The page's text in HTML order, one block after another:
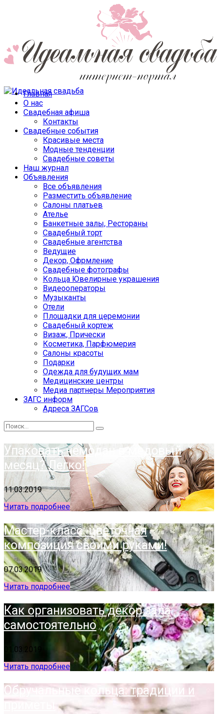
Главная
О нас
Свадебная афиша
Контакты
Свадебные события
Красивые места
Модные тенденции
Свадебные советы
Наш журнал
Объявления
Все объявления
Разместить объявление
Салоны платьев
Ателье
Банкетные залы, Рестораны
Свадебный торт
Свадебные агентства
Ведущие
Декор, Офрмление
Свадебные фотографы
Кольца Ювелирные украшения
Видеооператоры
Музыканты
Отели
Площадки для церемонии
Свадебный кортеж
Визаж, Прически
Косметика, Парфюмерия
Салоны красоты
Подарки
Одежда для будущих мам
Медицинские центры
Медиа партнеры Мероприятия
ЗАГС информ
Адреса ЗАГСов
Упаковать чемодан в медовый
месяц? Легко!
11.03.2019
Читать подробнее
Мастер-класс: цветочная
композиция своими руками!
07.03.2019
Читать подробнее
Как организовать декор зала
самостоятельно
01.03.2019
Читать подробнее
Обручальные кольца: традиции и
приметы